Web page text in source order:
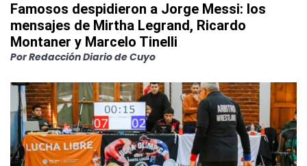
Famosos despidieron a Jorge Messi: los
mensajes de Mirtha Legrand, Ricardo
Montaner y Marcelo Tinelli
PorRedacción Diario de Cuyo